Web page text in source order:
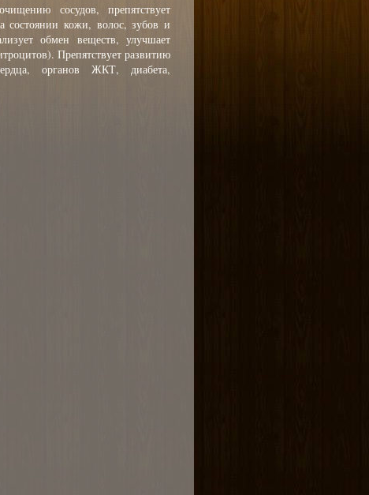
сосудов, препятствует
состоянии кожи, волос, зубов и
обмен веществ, улучшает
Препятствует развитию
органов ЖКТ, диабета,